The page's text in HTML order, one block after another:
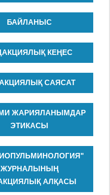
БАЙЛАНЫС
КЕҢЕС
САЯСАТ
ЖАРИЯЛАНЫМДАР
ЭТИКАСЫ
ЖУРНАЛЫНЫҢ
АЛҚАСЫ